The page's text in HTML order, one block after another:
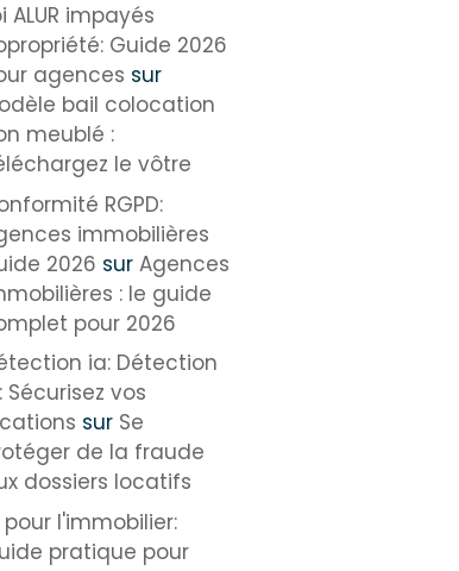
ALUR impayés
Guide 2026
agences sur
bail colocation
meublé :
le vôtre
RGPD:
immobilières
2026 sur Agences
: le guide
pour 2026
ia: Détection
Sécurisez vos
sur Se
de la fraude
dossiers locatifs
pour l'immobilier:
pratique pour